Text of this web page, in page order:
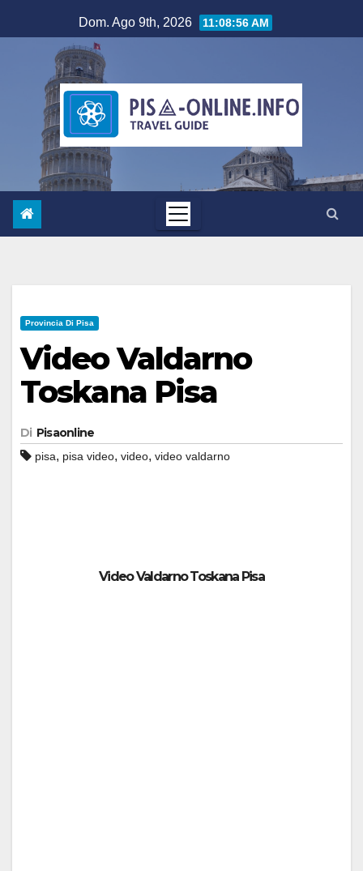
al
contenuto
Dom. Ago 9th, 2026 11:08:57 AM
Provincia Di Pisa
Video Valdarno
Toskana Pisa
Di Pisaonline
pisa, pisa video, video, video valdarno
Video Valdarno Toskana Pisa